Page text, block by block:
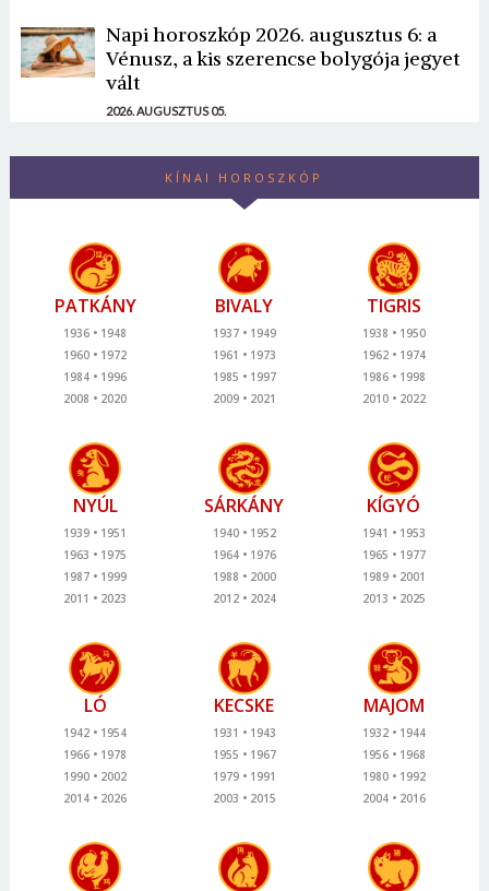
Napi horoszkóp 2026. augusztus 6: a
Vénusz, a kis szerencse bolygója jegyet
vált
2026. AUGUSZTUS 05.
KÍNAI HOROSZKÓP
PATKÁNY
1936
1948
1960
1972
1984
1996
2008
2020
BIVALY
1937
1949
1961
1973
1985
1997
2009
2021
TIGRIS
1938
1950
1962
1974
1986
1998
2010
2022
NYÚL
1939
1951
1963
1975
1987
1999
2011
2023
SÁRKÁNY
1940
1952
1964
1976
1988
2000
2012
2024
KÍGYÓ
1941
1953
1965
1977
1989
2001
2013
2025
LÓ
1942
1954
1966
1978
1990
2002
2014
2026
KECSKE
1931
1943
1955
1967
1979
1991
2003
2015
MAJOM
1932
1944
1956
1968
1980
1992
2004
2016